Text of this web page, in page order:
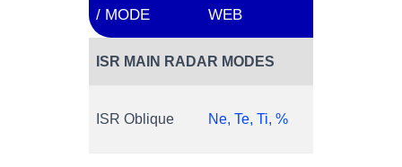
/ MODE
WEB
ISR MAIN RADAR MODES
ISR Oblique Ne, Te, Ti, %